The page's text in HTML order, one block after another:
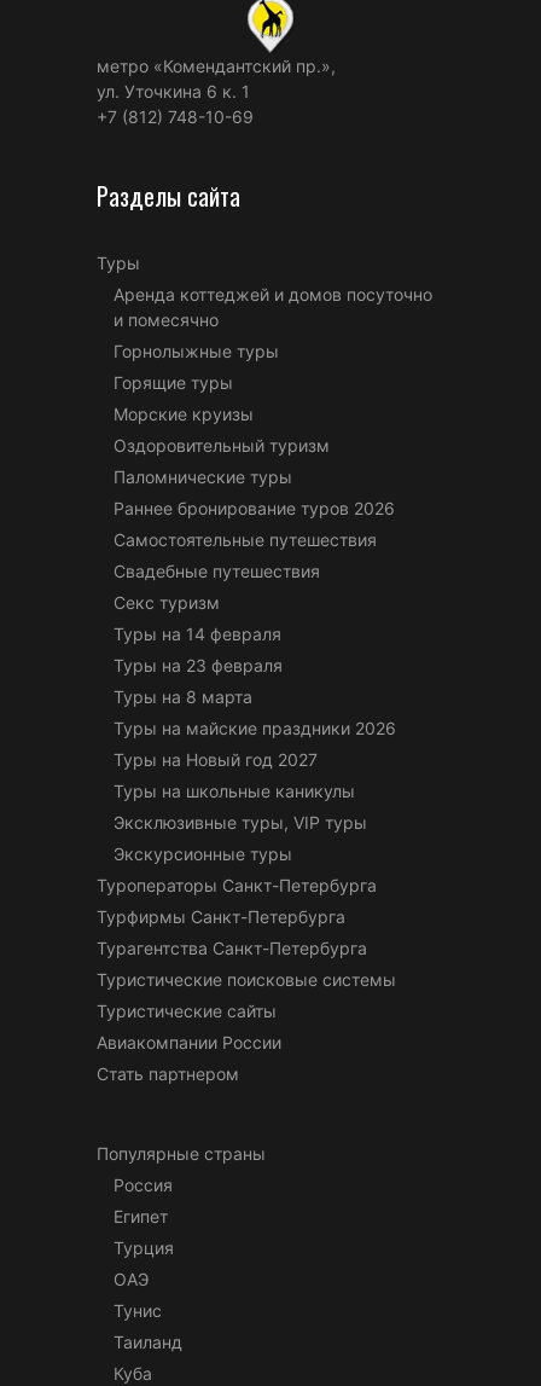
метро «Комендантский пр.»,
ул. Уточкина 6 к. 1
+7 (812) 748-10-69
Разделы сайта
Туры
Аренда коттеджей и домов посуточно
и помесячно
Горнолыжные туры
Горящие туры
Морские круизы
Оздоровительный туризм
Паломнические туры
Раннее бронирование туров 2026
Самостоятельные путешествия
Свадебные путешествия
Секс туризм
Туры на 14 февраля
Туры на 23 февраля
Туры на 8 марта
Туры на майские праздники 2026
Туры на Новый год 2027
Туры на школьные каникулы
Эксклюзивные туры, VIP туры
Экскурсионные туры
Туроператоры Санкт-Петербурга
Турфирмы Санкт-Петербурга
Турагентства Санкт-Петербурга
Туристические поисковые системы
Туристические сайты
Авиакомпании России
Стать партнером
Популярные страны
Россия
Египет
Турция
ОАЭ
Тунис
Таиланд
Куба